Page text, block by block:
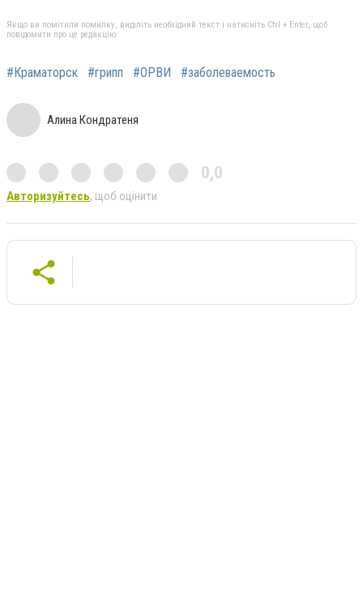
Якщо ви помітили помилку, виділіть необхідний текст і натисніть Ctrl + Enter, щоб
повідомити про це редакцію
#Краматорск #грипп #ОРВИ #заболеваемость
Алина Кондратеня
0,0
Авторизуйтесь, щоб оцінити